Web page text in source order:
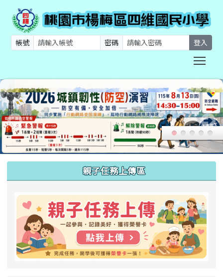
帳號 密碼 登入
親子任務上傳區